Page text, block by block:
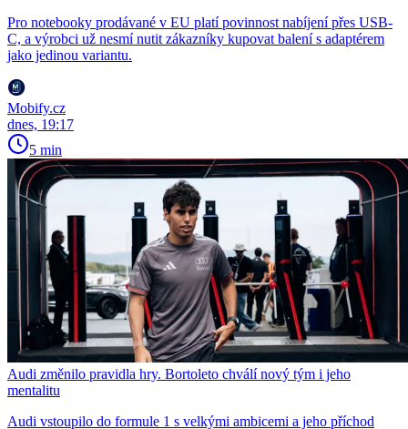
Pro notebooky prodávané v EU platí povinnost nabíjení přes USB-
C, a výrobci už nesmí nutit zákazníky kupovat balení s adaptérem
jako jedinou variantu.
Mobify.cz
dnes, 19:17
5 min
Audi změnilo pravidla hry. Bortoleto chválí nový tým i jeho
mentalitu
Audi vstoupilo do formule 1 s velkými ambicemi a jeho příchod